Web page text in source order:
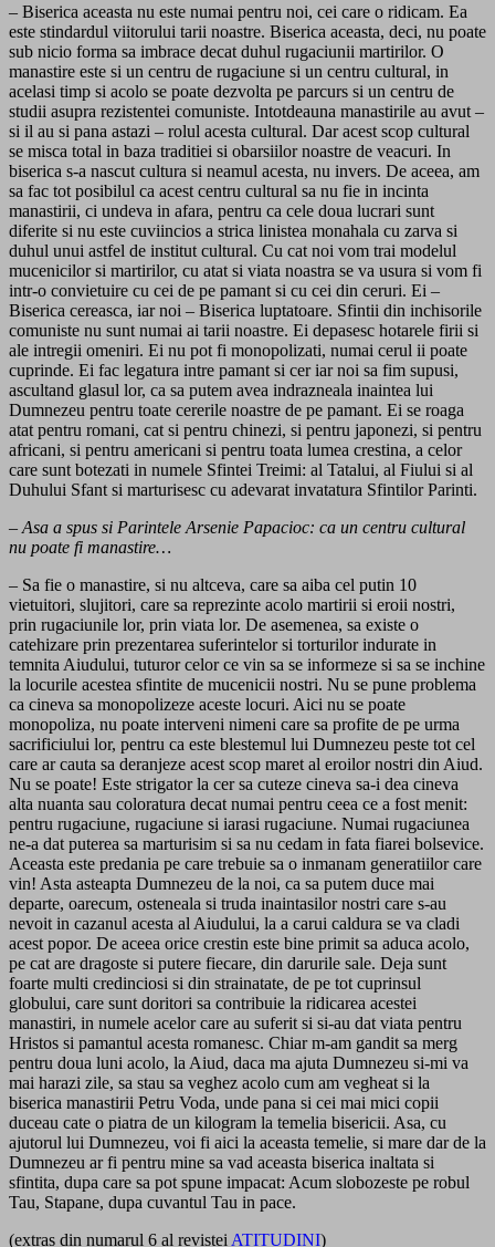
– Biserica aceasta nu este numai pentru noi, cei care o ridicam. Ea
este stindardul viitorului tarii noastre. Biserica aceasta, deci, nu poate
sub nicio forma sa imbrace decat duhul rugaciunii martirilor. O
manastire este si un centru de rugaciune si un centru cultural, in
acelasi timp si acolo se poate dezvolta pe parcurs si un centru de
studii asupra rezistentei comuniste. Intotdeauna manastirile au avut –
si il au si pana astazi – rolul acesta cultural. Dar acest scop cultural
se misca total in baza traditiei si obarsiilor noastre de veacuri. In
biserica s-a nascut cultura si neamul acesta, nu invers. De aceea, am
sa fac tot posibilul ca acest centru cultural sa nu fie in incinta
manastirii, ci undeva in afara, pentru ca cele doua lucrari sunt
diferite si nu este cuviincios a strica linistea monahala cu zarva si
duhul unui astfel de institut cultural. Cu cat noi vom trai modelul
mucenicilor si martirilor, cu atat si viata noastra se va usura si vom fi
intr-o convietuire cu cei de pe pamant si cu cei din ceruri. Ei –
Biserica cereasca, iar noi – Biserica luptatoare. Sfintii din inchisorile
comuniste nu sunt numai ai tarii noastre. Ei depasesc hotarele firii si
ale intregii omeniri. Ei nu pot fi monopolizati, numai cerul ii poate
cuprinde. Ei fac legatura intre pamant si cer iar noi sa fim supusi,
ascultand glasul lor, ca sa putem avea indrazneala inaintea lui
Dumnezeu pentru toate cererile noastre de pe pamant. Ei se roaga
atat pentru romani, cat si pentru chinezi, si pentru japonezi, si pentru
africani, si pentru americani si pentru toata lumea crestina, a celor
care sunt botezati in numele Sfintei Treimi: al Tatalui, al Fiului si al
Duhului Sfant si marturisesc cu adevarat invatatura Sfintilor Parinti.
– Asa a spus si Parintele Arsenie Papacioc: ca un centru cultural
nu poate fi manastire…
– Sa fie o manastire, si nu altceva, care sa aiba cel putin 10
vietuitori, slujitori, care sa reprezinte acolo martirii si eroii nostri,
prin rugaciunile lor, prin viata lor. De asemenea, sa existe o
catehizare prin prezentarea suferintelor si torturilor indurate in
temnita Aiudului, tuturor celor ce vin sa se informeze si sa se inchine
la locurile acestea sfintite de mucenicii nostri. Nu se pune problema
ca cineva sa monopolizeze aceste locuri. Aici nu se poate
monopoliza, nu poate interveni nimeni care sa profite de pe urma
sacrificiului lor, pentru ca este blestemul lui Dumnezeu peste tot cel
care ar cauta sa deranjeze acest scop maret al eroilor nostri din Aiud.
Nu se poate! Este strigator la cer sa cuteze cineva sa-i dea cineva
alta nuanta sau coloratura decat numai pentru ceea ce a fost menit:
pentru rugaciune, rugaciune si iarasi rugaciune. Numai rugaciunea
ne-a dat puterea sa marturisim si sa nu cedam in fata fiarei bolsevice.
Aceasta este predania pe care trebuie sa o inmanam generatiilor care
vin! Asta asteapta Dumnezeu de la noi, ca sa putem duce mai
departe, oarecum, osteneala si truda inaintasilor nostri care s-au
nevoit in cazanul acesta al Aiudului, la a carui caldura se va cladi
acest popor. De aceea orice crestin este bine primit sa aduca acolo,
pe cat are dragoste si putere fiecare, din darurile sale. Deja sunt
foarte multi credinciosi si din strainatate, de pe tot cuprinsul
globului, care sunt doritori sa contribuie la ridicarea acestei
manastiri, in numele acelor care au suferit si si-au dat viata pentru
Hristos si pamantul acesta romanesc. Chiar m-am gandit sa merg
pentru doua luni acolo, la Aiud, daca ma ajuta Dumnezeu si-mi va
mai harazi zile, sa stau sa veghez acolo cum am vegheat si la
biserica manastirii Petru Voda, unde pana si cei mai mici copii
duceau cate o piatra de un kilogram la temelia bisericii. Asa, cu
ajutorul lui Dumnezeu, voi fi aici la aceasta temelie, si mare dar de la
Dumnezeu ar fi pentru mine sa vad aceasta biserica inaltata si
sfintita, dupa care sa pot spune impacat: Acum slobozeste pe robul
Tau, Stapane, dupa cuvantul Tau in pace.
(extras din numarul 6 al revistei ATITUDINI)